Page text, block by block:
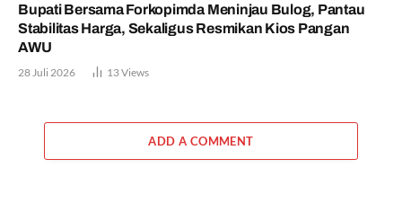
Bupati Bersama Forkopimda Meninjau Bulog, Pantau
Stabilitas Harga, Sekaligus Resmikan Kios Pangan
AWU
28 Juli 2026 13Views
ADD A COMMENT